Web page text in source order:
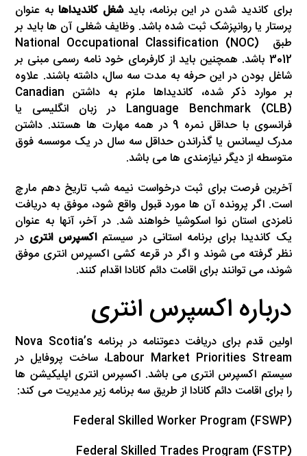
برای کاندید شدن در این برنامه، بایدشغل کاندیداهابه عنوان
پرستار یا روانپزشک ثبت شده باشد. وظایف شغلی آن ها باید بر
طبق National Occupational Classification (NOC)
3012 باشد. همچنین باید از کارفرمای خود نامه رسمی مبنی بر
شاغل بودن در این حرفه به مدت سه سال، داشته باشند. علاوه
بر موارد ذکر شده، کاندیداها ملزم به داشتن Canadian
Language Benchmark (CLB) در زبان انگلیسی یا
فرانسوی با حداقل نمره 9 در همه مهارت ها هستند. داشتن
مدرک لیسانس یا گذراندن حداقل سه سال در یک موسسه فوق
متوسطه از دیگر نیازمندی ها می باشد.
آخرین فرصت برای ثبت درخواست نیمه شب تاریخ دهم مارچ
است. اگر پرونده آن ها مورد قبول واقع شود، موفق به دریافت
نامزدی استان نوا اسکوشیا خواهند شد. در آخر، آنها به عنوان
یک کاندیدا برای برنامه استانی در سیستماکسپرس انتری در
نظر گرفته می شوند و اگر در قرعه کشی اکسپرس انتری موفق
شوند، می توانند برای اقامت دائم کانادا اقدام کنند.
درباره اکسپرس انتری
اولین قدم برای دریافت دعوتنامه در برنامه Nova Scotia’s
Labour Market Priorities Stream، ساخت پروفایل در
سیستم اکسپرس انتری می باشد. اکسپرس انتری اپلیکیشن ها
را برای اقامت دائم کانادا از طریق سه برنامه زیر مدیریت می کند:
Federal Skilled Worker Program (FSWP)
Federal Skilled Trades Program (FSTP)